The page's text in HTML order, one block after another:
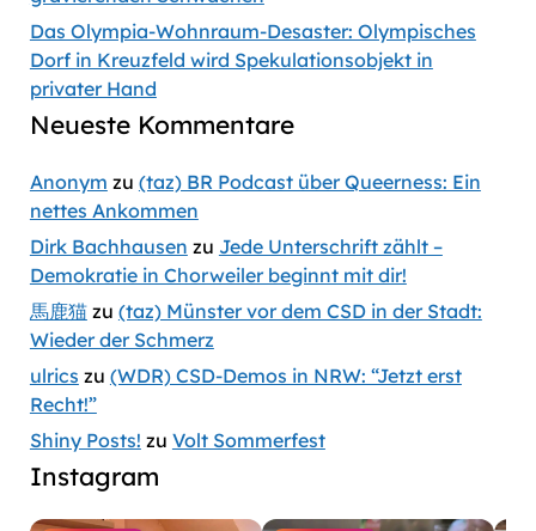
Das Olympia-Wohnraum-Desaster: Olympisches
Dorf in Kreuzfeld wird Spekulationsobjekt in
privater Hand
Neueste Kommentare
Anonym zu (taz) BR Podcast über Queerness: Ein
nettes Ankommen
Dirk Bachhausen zu Jede Unterschrift zählt –
Demokratie in Chorweiler beginnt mit dir!
馬鹿猫zu (taz) Münster vor dem CSD in der Stadt:
Wieder der Schmerz
ulrics zu (WDR) CSD-Demos in NRW: “Jetzt erst
Recht!”
Shiny Posts! zu Volt Sommerfest
Instagram